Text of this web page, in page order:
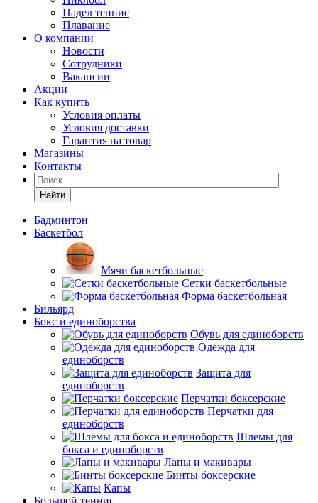
Падел теннис
Плавание
О компании
Новости
Сотрудники
Вакансии
Акции
Как купить
Условия оплаты
Условия доставки
Гарантия на товар
Магазины
Контакты
Найти
Бадминтон
Баскетбол
Мячи баскетбольные
Сетки баскетбольные
Форма баскетбольная
Бильярд
Бокс и единоборства
Обувь для единоборств
Одежда для
единоборств
Защита для
единоборств
Перчатки боксерские
Перчатки для
единоборств
Шлемы для
бокса и единоборств
Лапы и макивары
Бинты боксерские
Капы
Большой теннис